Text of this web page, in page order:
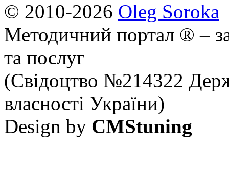
© 2010-2026 Oleg Soroka
Методичний портал ® –
та послуг
(Свідоцтво №214322
власності України)
Design by CMStuning